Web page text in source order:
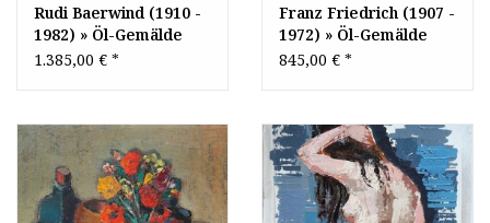
Rudi Baerwind (1910 -
1982) » Öl-Gemälde
Informel abstrakt
1.385,00 € *
Franz Friedrich (1907 -
1972) » Öl-Gemälde
Expressionismus
845,00 € *